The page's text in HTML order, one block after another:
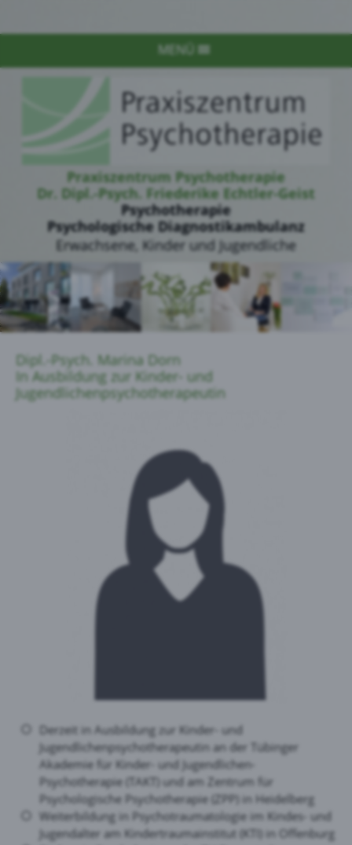
MENÜ
Praxiszentrum Psychotherapie
Dr. Dipl.-Psych. Friederike Echtler-Geist
Psychotherapie
Psychologische Diagnostikambulanz
Erwachsene, Kinder und Jugendliche
Dipl.-Psych. Marina Dorn
In Ausbildung zur Kinder- und
Jugendlichenpsychotherapeutin
Derzeit in Ausbildung zur Kinder- und
Jugendlichenpsychotherapeutin an der Tübinger
Akademie für Kinder- und Jugendlichen-
Psychotherapie (TAKT) und am Zentrum für
Psychologische Psychotherapie (ZPP) in Heidelberg
Weiterbildung in Psychotraumatologie im Kindes- und
Jugendalter am Kindertraumainstitut (KTI) in Offenburg